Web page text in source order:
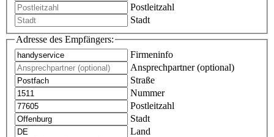
Postleitzahl
Stadt
Adresse des Empfängers:
Firmeninfo
Ansprechpartner (optional)
Straße
Nummer
Postleitzahl
Stadt
Land